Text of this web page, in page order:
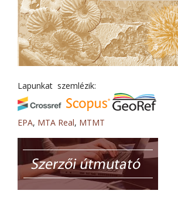
Lapunkat szemlézik:
EPA, MTA Real, MTMT